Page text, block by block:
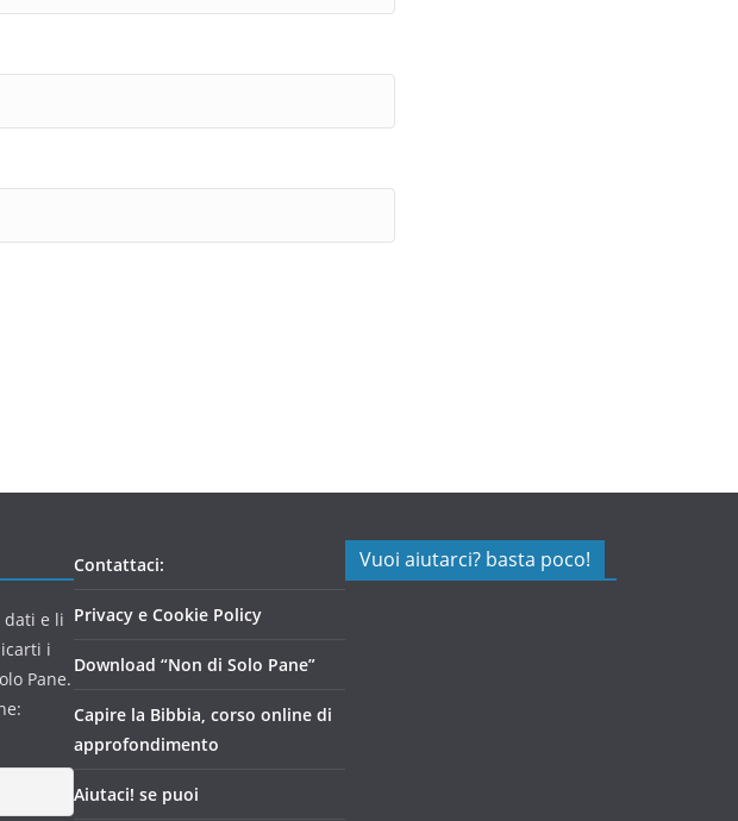
dati e li
i
Pane.
Contattaci:
Privacy e Cookie Policy
Download “Non di Solo Pane”
Capire la Bibbia, corso online di
approfondimento
Aiutaci! se puoi
Vuoi aiutarci? basta poco!